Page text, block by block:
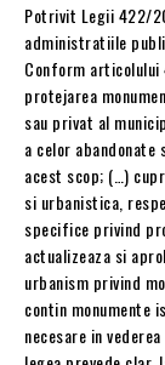
Potrivit Legii 422/
administratiile
Conform
protejarea
sau privat al
a celor
acest scop; (…)
si urbanistica,
specifice privind
actualizeaza si
urbanism privind
contin monumente
necesare in